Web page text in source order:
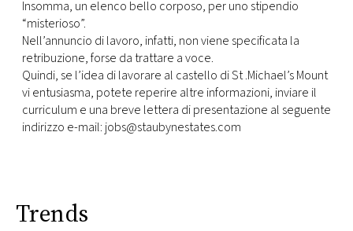
Insomma, un elenco bello corposo, per uno stipendio
“misterioso”.
Nell’annuncio di lavoro, infatti, non viene specificata la
retribuzione, forse da trattare a voce.
Quindi, se l’idea di lavorare al castello di St .Michael’s Mount
vi entusiasma, potete reperire altre informazioni, inviare il
curriculum e una breve lettera di presentazione al seguente
indirizzo e-mail: jobs@staubynestates.com
Trends